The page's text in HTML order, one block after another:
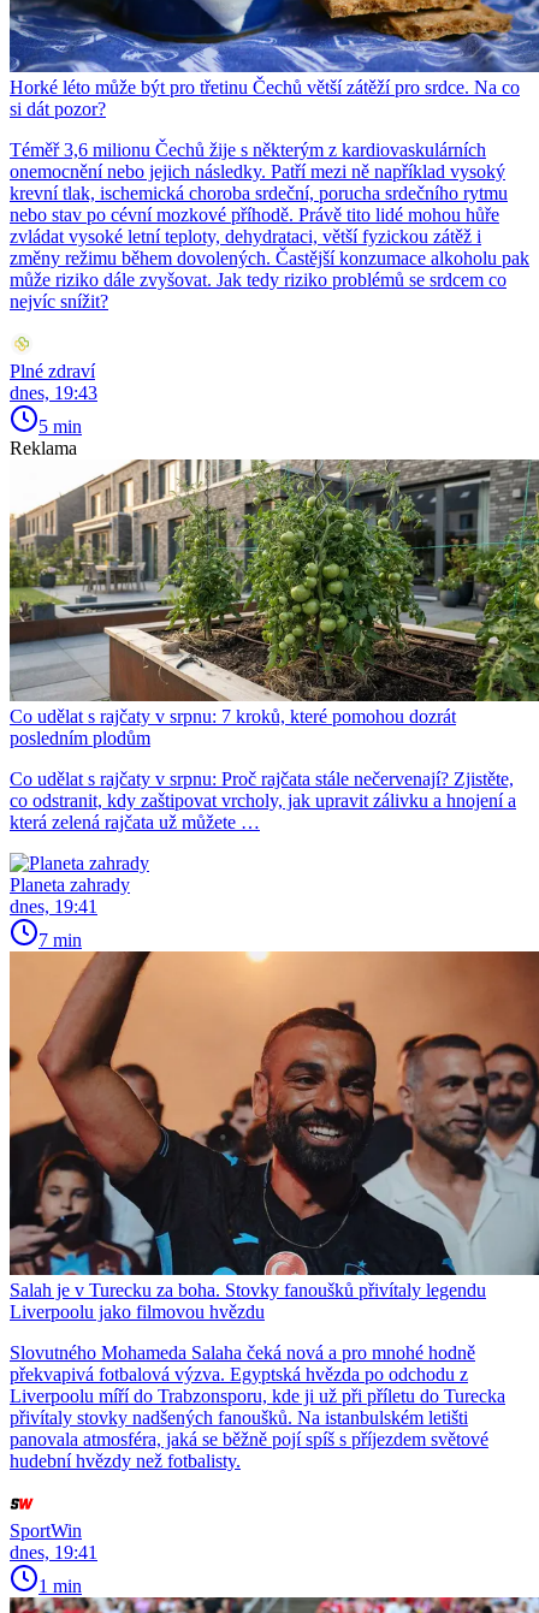
Horké léto může být pro třetinu Čechů větší zátěží pro srdce. Na co
si dát pozor?
Téměř 3,6 milionu Čechů žije s některým z kardiovaskulárních
onemocnění nebo jejich následky. Patří mezi ně například vysoký
krevní tlak, ischemická choroba srdeční, porucha srdečního rytmu
nebo stav po cévní mozkové příhodě. Právě tito lidé mohou hůře
zvládat vysoké letní teploty, dehydrataci, větší fyzickou zátěž i
změny režimu během dovolených. Častější konzumace alkoholu pak
může riziko dále zvyšovat. Jak tedy riziko problémů se srdcem co
nejvíc snížit?
Plné zdraví
dnes, 19:43
5 min
Reklama
Co udělat s rajčaty v srpnu: 7 kroků, které pomohou dozrát
posledním plodům
Co udělat s rajčaty v srpnu: Proč rajčata stále nečervenají? Zjistěte,
co odstranit, kdy zaštipovat vrcholy, jak upravit zálivku a hnojení a
která zelená rajčata už můžete …
Planeta zahrady
dnes, 19:41
7 min
Salah je v Turecku za boha. Stovky fanoušků přivítaly legendu
Liverpoolu jako filmovou hvězdu
Slovutného Mohameda Salaha čeká nová a pro mnohé hodně
překvapivá fotbalová výzva. Egyptská hvězda po odchodu z
Liverpoolu míří do Trabzonsporu, kde ji už při příletu do Turecka
přivítaly stovky nadšených fanoušků. Na istanbulském letišti
panovala atmosféra, jaká se běžně pojí spíš s příjezdem světové
hudební hvězdy než fotbalisty.
SportWin
dnes, 19:41
1 min